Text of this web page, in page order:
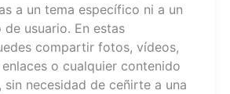
a un tema específico ni a un
usuario. En estas
compartir fotos, vídeos,
o cualquier contenido
sin necesidad de ceñirte a una